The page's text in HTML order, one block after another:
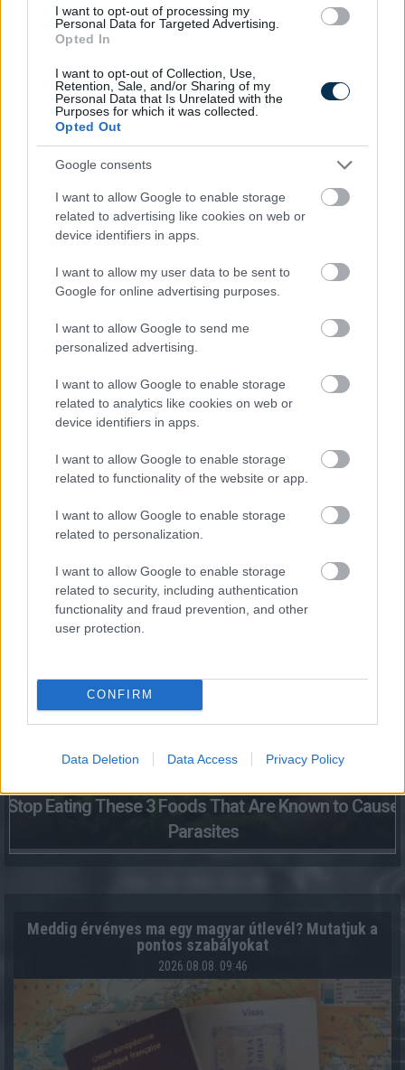
I want to opt-out of processing my
Personal Data for Targeted Advertising.
Opted In
I want to opt-out of Collection, Use,
Retention, Sale, and/or Sharing of my
Personal Data that Is Unrelated with the
Purposes for which it was collected.
Opted Out
Google consents
I want to allow Google to enable storage
related to advertising like cookies on web or
device identifiers in apps.
I want to allow my user data to be sent to
Google for online advertising purposes.
I want to allow Google to send me
personalized advertising.
I want to allow Google to enable storage
related to analytics like cookies on web or
device identifiers in apps.
I want to allow Google to enable storage
related to functionality of the website or app.
I want to allow Google to enable storage
related to personalization.
I want to allow Google to enable storage
related to security, including authentication
functionality and fraud prevention, and other
user protection.
CONFIRM
Data Deletion Data Access Privacy Policy
Fungus Dries Up And Falls Off After The First Use
This Simple Trick Removes All Parasites From Your
Body!
One Teaspoon And All The Worms In The Body Die
Instantly
Stop Eating These 3 Foods That Are Known to Cause
Parasites
Meddig érvényes ma egy magyar útlevél? Mutatjuk a
pontos szabályokat
2026.08.08. 09:46